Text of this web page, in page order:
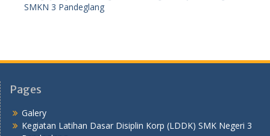
SMKN 3 Pandeglang
Pages
Galery
Kegiatan Latihan Dasar Disiplin Korp (LDDK) SMK Negeri 3